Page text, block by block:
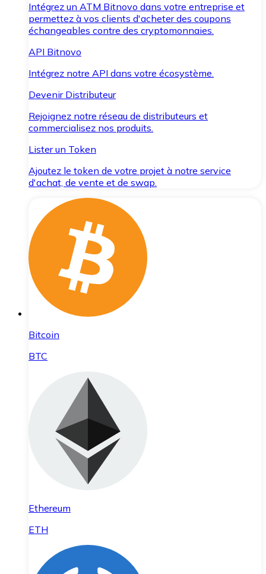
Intégrez un ATM Bitnovo dans votre entreprise et
permettez à vos clients d'acheter des coupons
échangeables contre des cryptomonnaies.
API Bitnovo
Intégrez notre API dans votre écosystème.
Devenir Distributeur
Rejoignez notre réseau de distributeurs et
commercialisez nos produits.
Lister un Token
Ajoutez le token de votre projet à notre service
d'achat, de vente et de swap.
Bitcoin
BTC
Ethereum
ETH